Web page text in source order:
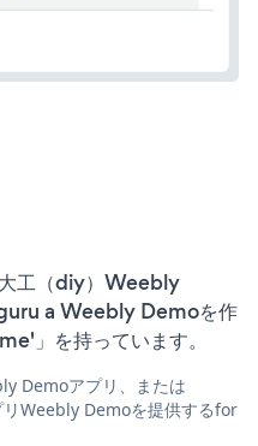
工（diy）Weebly
a Weebly Demoを作
」を持っています。
Demoアプリ、または
Weebly Demoを提供するfor